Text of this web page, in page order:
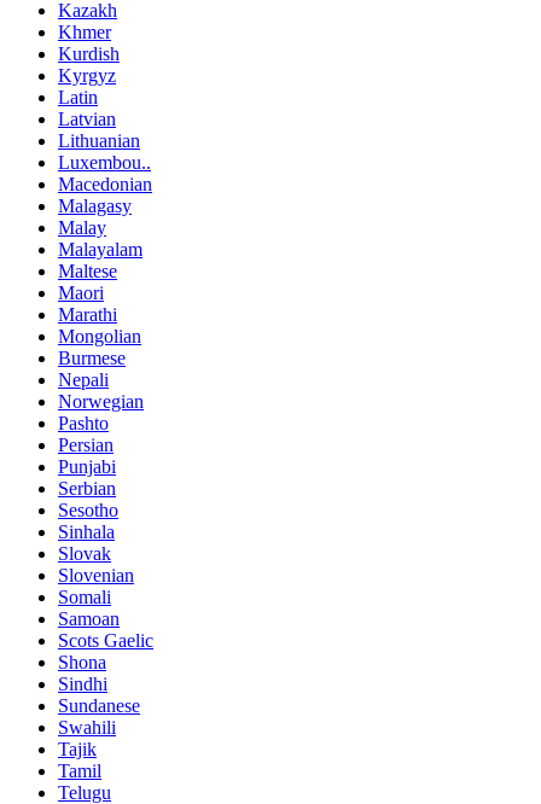
Kazakh
Khmer
Kurdish
Kyrgyz
Latin
Latvian
Lithuanian
Luxembou..
Macedonian
Malagasy
Malay
Malayalam
Maltese
Maori
Marathi
Mongolian
Burmese
Nepali
Norwegian
Pashto
Persian
Punjabi
Serbian
Sesotho
Sinhala
Slovak
Slovenian
Somali
Samoan
Scots Gaelic
Shona
Sindhi
Sundanese
Swahili
Tajik
Tamil
Telugu